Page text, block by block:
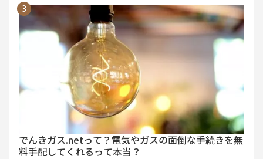
でんきガス.netって？電気やガスの面倒な手続きを無
料手配してくれるって本当？